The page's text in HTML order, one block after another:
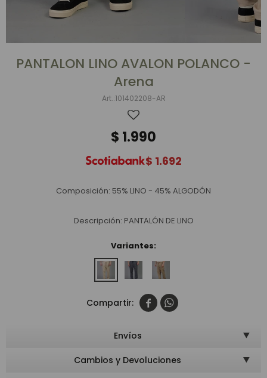
PANTALON LINO AVALON POLANCO -
Arena
101402208-AR
$ 1.990
$ 1.692
Composición: 55% LINO - 45% ALGODÓN
Descripción: PANTALÓN DE LINO
Variantes:
 
Envíos
Cambios y Devoluciones